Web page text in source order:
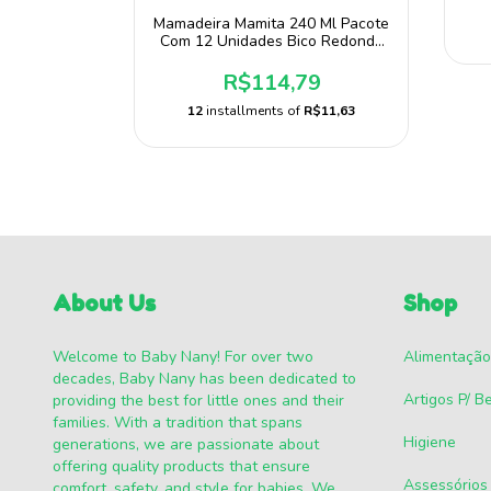
Mamadeira Mamita 240 Ml Pacote
Com 12 Unidades Bico Redondo
R$114,79
12 installments of R$11,63
About Us
Welcome to Baby Nany! For over two
decades, Baby Nany has been dedicated to
providing the best for little ones and their
families. With a tradition that spans
generations, we are passionate about
offering quality products that ensure
Shop
Artigos P/
Higiene